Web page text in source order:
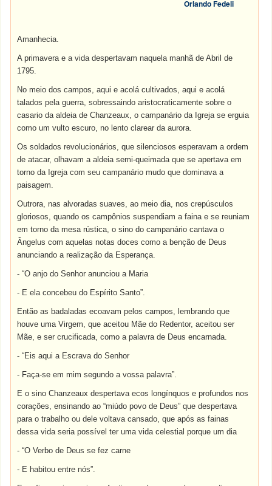
Orlando Fedeli
Amanhecia.
A primavera e a vida despertavam naquela manhã de Abril de
1795.
No meio dos campos, aqui e acolá cultivados, aqui e acolá
talados pela guerra, sobressaindo aristocraticamente sobre o
casario da aldeia de Chanzeaux, o campanário da Igreja se erguia
como um vulto escuro, no lento clarear da aurora.
Os soldados revolucionários, que silenciosos esperavam a ordem
de atacar, olhavam a aldeia semi-queimada que se apertava em
torno da Igreja com seu campanário mudo que dominava a
paisagem.
Outrora, nas alvoradas suaves, ao meio dia, nos crepúsculos
gloriosos, quando os campônios suspendiam a faina e se reuniam
em torno da mesa rústica, o sino do campanário cantava o
Ângelus com aquelas notas doces como a benção de Deus
anunciando a realização da Esperança.
- “O anjo do Senhor anunciou a Maria
- E ela concebeu do Espírito Santo”.
Então as badaladas ecoavam pelos campos, lembrando que
houve uma Virgem, que aceitou Mãe do Redentor, aceitou ser
Mãe, e ser crucificada, como a palavra de Deus encarnada.
- “Eis aqui a Escrava do Senhor
- Faça-se em mim segundo a vossa palavra”.
E o sino Chanzeaux despertava ecos longínquos e profundos nos
corações, ensinando ao “miúdo povo de Deus” que despertava
para o trabalho ou dele voltava cansado, que após as fainas
dessa vida seria possível ter uma vida celestial porque um dia
- “O Verbo de Deus se fez carne
- E habitou entre nós”.